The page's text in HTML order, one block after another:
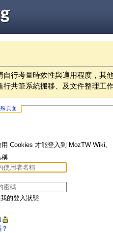
自行考量時效性與適用程度，其
行共筆系統搬移、及文件整理工
頁面
Cookies 才能登入到 MozTW Wiki。
稱
的登入狀態